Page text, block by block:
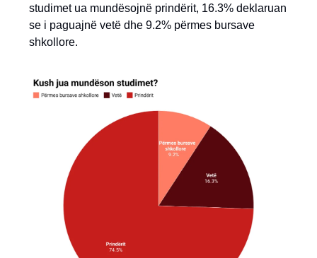
studimet ua mundësojnë prindërit, 16.3% deklaruan
se i paguajnë vetë dhe 9.2% përmes bursave
shkollore.